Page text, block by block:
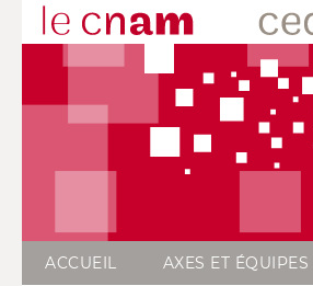
ACCUEIL AXES ET ÉQUIPES